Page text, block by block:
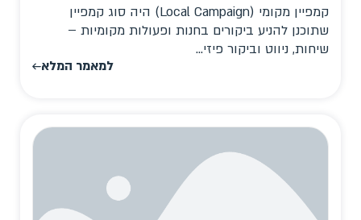
קמפיין מקומי (Local Campaign) היה סוג קמפיין
שתוכנן להניע ביקורים בחנות ופעולות מקומיות –
שיחות, ניווט וביקור פיזי...
למאמר המלא